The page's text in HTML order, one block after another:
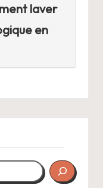
laver
en